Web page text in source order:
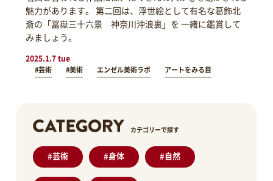
魅力があります。 第二回は、浮世絵として有名な葛飾北
斎の「冨嶽三十六景 神奈川沖浪裏」を 一緒に鑑賞して
みましょう。
2025.1.7 tue
#芸術 #美術 エンゼル美術ラボ アートをみる目
カテゴリーで探す
#芸術 #身体 #自然